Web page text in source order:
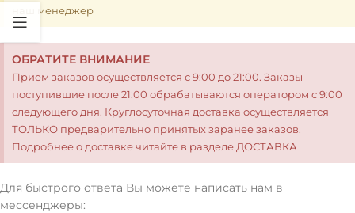
наш менеджер
ОБРАТИТЕ ВНИМАНИЕ
Прием заказов осуществляется с 9:00 до 21:00. Заказы
поступившие после 21:00 обрабатываются оператором с 9:00
следующего дня. Круглосуточная доставка осуществляется
ТОЛЬКО предварительно принятых заранее заказов.
Подробнее о доставке читайте в разделе ДОСТАВКА
Для быстрого ответа Вы можете написать нам в
мессенджеры: